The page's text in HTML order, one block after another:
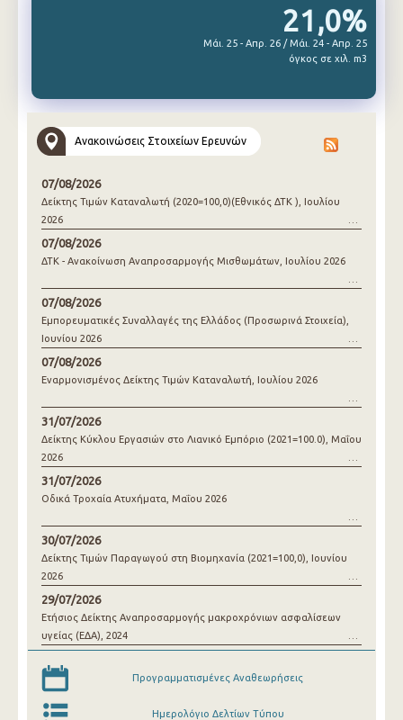
21,0%
Μάι. 25 - Απρ. 26 / Μάι. 24 - Απρ. 25
όγκος σε χιλ. m3
Ανακοινώσεις Στοιχείων Ερευνών
07/08/2026
Δείκτης Τιμών Καταναλωτή (2020=100,0)(Εθνικός ΔΤΚ ), Ιουλίου
2026
07/08/2026
ΔΤΚ - Ανακοίνωση Αναπροσαρμογής Μισθωμάτων, Ιουλίου 2026
07/08/2026
Εμπορευματικές Συναλλαγές της Ελλάδος (Προσωρινά Στοιχεία),
Ιουνίου 2026
07/08/2026
Εναρμονισμένος Δείκτης Τιμών Καταναλωτή, Ιουλίου 2026
31/07/2026
Δείκτης Κύκλου Εργασιών στο Λιανικό Εμπόριο (2021=100.0), Μαΐου
2026
31/07/2026
Οδικά Τροχαία Ατυχήματα, Μαΐου 2026
30/07/2026
Δείκτης Τιμών Παραγωγού στη Βιομηχανία (2021=100,0), Ιουνίου
2026
29/07/2026
Ετήσιος Δείκτης Αναπροσαρμογής μακροχρόνιων ασφαλίσεων
υγείας (ΕΔΑ), 2024
Προγραμματισμένες Αναθεωρήσεις
Ημερολόγιο Δελτίων Τύπου